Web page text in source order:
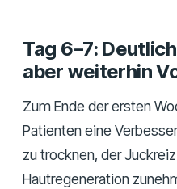
Tag 6–7:
aber weiterhin
Zum Ende der ersten
Patienten eine
zu trocknen, der
Hautregeneration